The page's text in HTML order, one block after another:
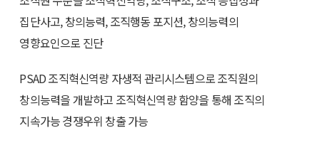
집단사고, 창의능력, 조직행동 포지션, 창의능력의
영향요인으로 진단
PSAD 조직혁신역량 자생적 관리시스템으로 조직원의
창의능력을 개발하고 조직혁신역량 함양을 통해 조직의
지속가능 경쟁우위 창출 가능